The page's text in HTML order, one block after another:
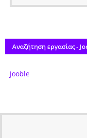
Αναζήτηση εργασίας -
Jooble